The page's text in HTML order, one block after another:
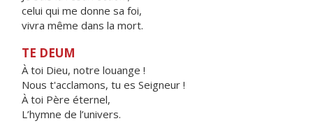
celui qui me donne sa foi,
vivra même dans la mort.
TE DEUM
À toi Dieu, notre louange !
Nous t'acclamons, tu es Seigneur !
À toi Père éternel,
L’hymne de l’univers.